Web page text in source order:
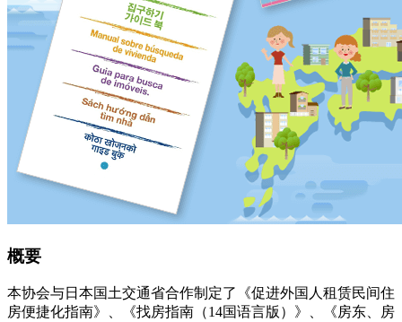
概要
本协会与日本国土交通省合作制定了《促进外国人租赁民间住
房便捷化指南》、《找房指南（14国语言版）》、《房东、房